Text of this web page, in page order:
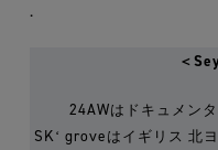
.
＜
24AWはドキュメン
SKʻ groveはイギリス 北